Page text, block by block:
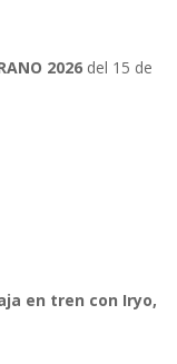
2026 del 15 de
en tren con Iryo,